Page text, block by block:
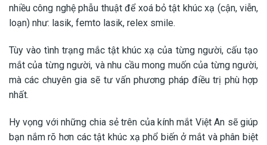
nhiều công nghệ phẫu thuật để xoá bỏ tật khúc xạ (cận, viễn,
loạn) như: lasik, femto lasik, relex smile.
Tùy vào tình trạng mắc tật khúc xạ của từng người, cấu tạo
mắt của từng người, và nhu cầu mong muốn của từng người,
mà các chuyên gia sẽ tư vấn phương pháp điều trị phù hợp
nhất.
Hy vọng với những chia sẻ trên của kính mắt Việt An sẽ giúp
bạn nắm rõ hơn các tật khúc xạ phổ biến ở mắt và phân biệt